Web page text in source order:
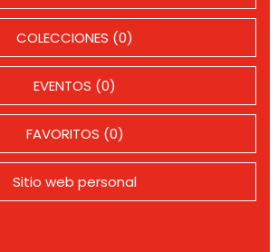
COLECCIONES (0)
EVENTOS (0)
FAVORITOS (0)
Sitio web personal